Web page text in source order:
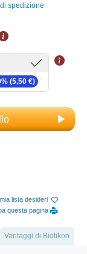
spedizione
(5,50 €)
lista desideri
questa pagina
Vantaggi di Biotikon